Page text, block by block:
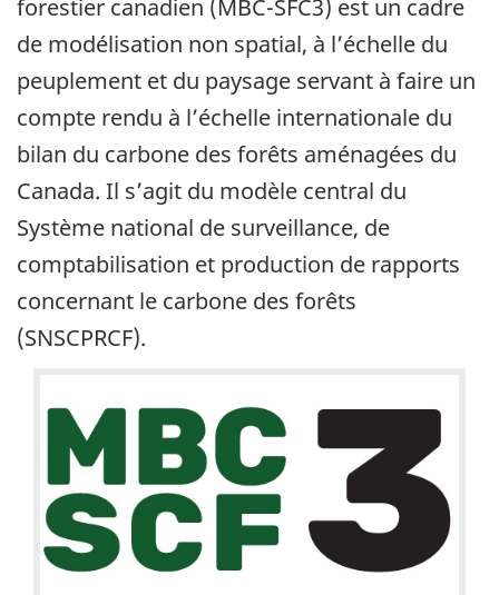
forestier canadien (MBC-SFC3) est un cadre
de modélisation non spatial, à l’échelle du
peuplement et du paysage servant à faire un
compte rendu à l’échelle internationale du
bilan du carbone des forêts aménagées du
Canada. Il s’agit du modèle central du
Système national de surveillance, de
comptabilisation et production de rapports
concernant le carbone des forêts
(SNSCPRCF).